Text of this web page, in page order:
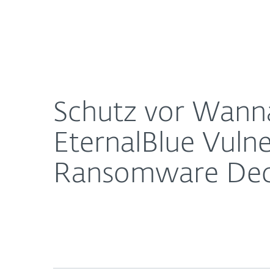
Schutz vor
EternalBlue
Ransomware